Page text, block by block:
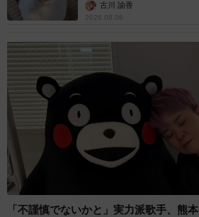
古川 諭香
2026.08.06
「不謹慎でないかと」実力派歌手、熊